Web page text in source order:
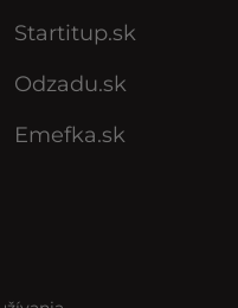
Startitup.sk
Odzadu.sk
Emefka.sk